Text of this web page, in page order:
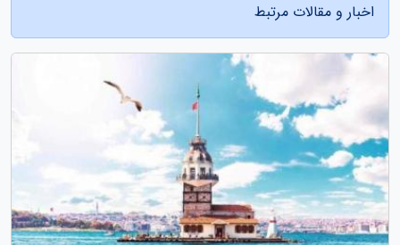
اخبار و مقالات مرتبط